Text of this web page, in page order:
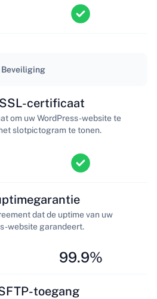
Beveiliging
certificaat
om uw WordPress-website te
slotpictogram te tonen.
dat de uptime van uw
website garandeert.
99.9%
toegang